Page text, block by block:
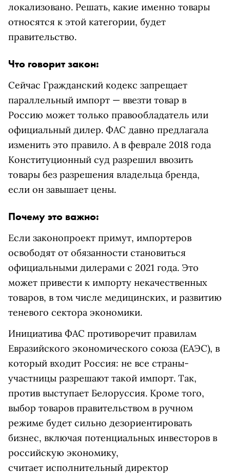
локализовано. Решать, какие именно товары
относятся к этой категории, будет
правительство.
Что говорит закон:
Сейчас Гражданский кодекс запрещает
параллельный импорт — ввезти товар в
Россию может только правообладатель или
официальный дилер. ФАС давно предлагала
изменить это правило. А в феврале 2018 года
Конституционный суд разрешил ввозить
товары без разрешения владельца бренда,
если он завышает цены.
Почему это важно:
Если законопроект примут, импортеров
освободят от обязанности становиться
официальными дилерами с 2021 года. Это
может привести к импорту некачественных
товаров, в том числе медицинских, и развитию
теневого сектора экономики.
Инициатива ФАС противоречит правилам
Евразийского экономического союза (ЕАЭС), в
который входит Россия: не все страны-
участницы разрешают такой импорт. Так,
против выступает Белоруссия. Кроме того,
выбор товаров правительством в ручном
режиме будет сильно дезориентировать
бизнес, включая потенциальных инвесторов в
российскую экономику,
считает исполнительный директор